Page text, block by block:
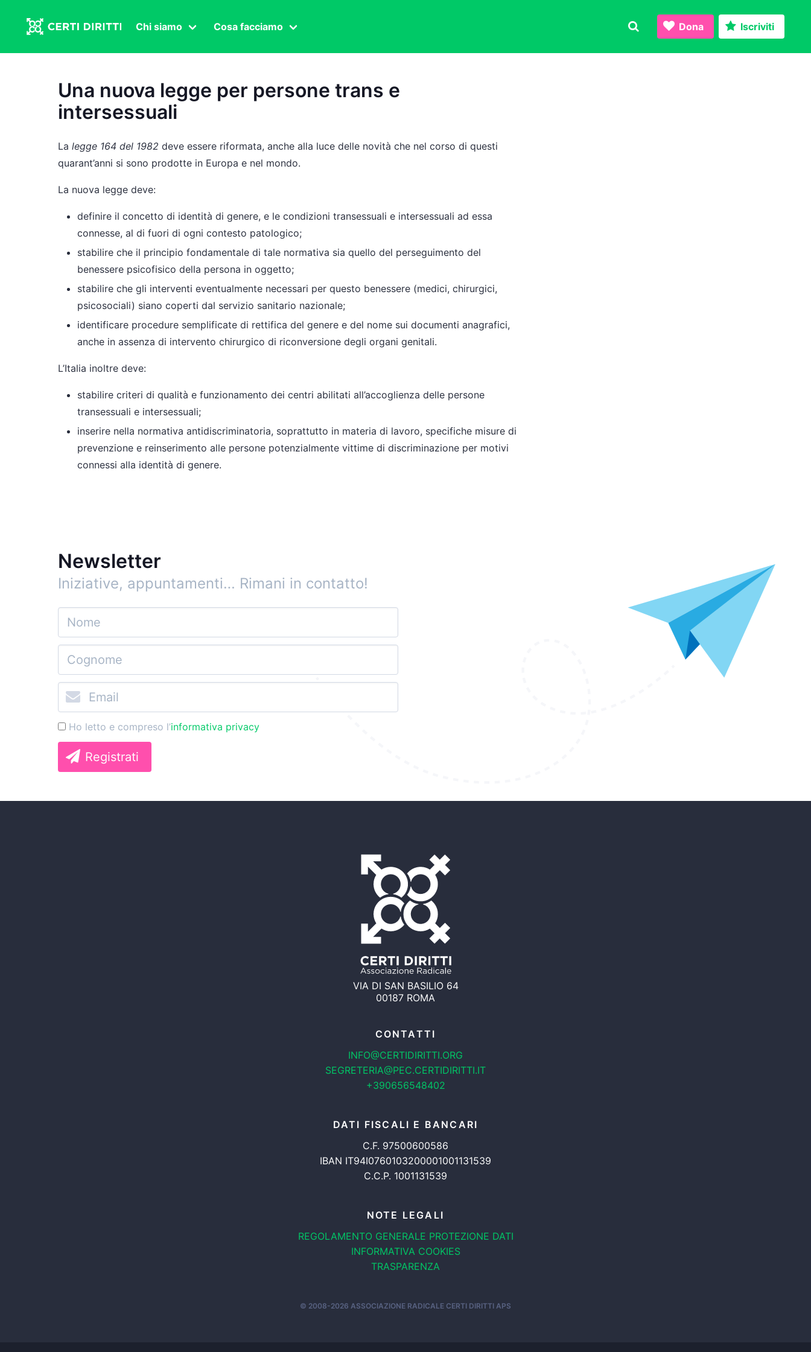
Chi siamo
Organi in carica
Congressi
Cosa facciamo
Transgender
Salute sessuale
Fuor di Pagina
Dona Iscriviti
Una nuova legge per persone trans e
intersessuali
La legge 164 del 1982 deve essere riformata, anche alla luce delle novità che nel corso di questi
quarant’anni si sono prodotte in Europa e nel mondo.
La nuova legge deve:
definire il concetto di identità di genere, e le condizioni transessuali e intersessuali ad essa
connesse, al di fuori di ogni contesto patologico;
stabilire che il principio fondamentale di tale normativa sia quello del perseguimento del
benessere psicofisico della persona in oggetto;
stabilire che gli interventi eventualmente necessari per questo benessere (medici, chirurgici,
psicosociali) siano coperti dal servizio sanitario nazionale;
identificare procedure semplificate di rettifica del genere e del nome sui documenti anagrafici,
anche in assenza di intervento chirurgico di riconversione degli organi genitali.
L’Italia inoltre deve:
stabilire criteri di qualità e funzionamento dei centri abilitati all’accoglienza delle persone
transessuali e intersessuali;
inserire nella normativa antidiscriminatoria, soprattutto in materia di lavoro, specifiche misure di
prevenzione e reinserimento alle persone potenzialmente vittime di discriminazione per motivi
connessi alla identità di genere.
Newsletter
Iniziative, appuntamenti… Rimani in contatto!
Ho letto e compreso l’informativa privacy
Registrati
VIA DI SAN BASILIO 64
00187 ROMA
CONTATTI
INFO@CERTIDIRITTI.ORG
SEGRETERIA@PEC.CERTIDIRITTI.IT
+390656548402
DATI FISCALI E BANCARI
C.F. 97500600586
IBAN IT94I0760103200001001131539
C.C.P. 1001131539
NOTE LEGALI
REGOLAMENTO GENERALE PROTEZIONE DATI
INFORMATIVA COOKIES
TRASPARENZA
© 2008-2026 ASSOCIAZIONE RADICALE CERTI DIRITTI APS